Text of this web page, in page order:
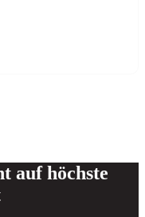
auf höchste